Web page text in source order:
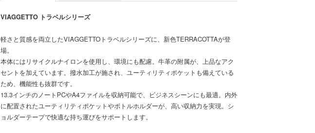
VIAGGETTO トラベルシリーズ
軽さと質感を両立したVIAGGETTOトラベルシリーズに、新色TERRACOTTAが登
場。
本体にはリサイクルナイロンを使用し、環境にも配慮。牛革の附属が、上品なアク
セントを加えています。撥水加工が施され、ユーティリティポケットも備えている
ため、機能性も抜群です。
13.3インチのノートPCやA4ファイルを収納可能で、ビジネスシーンにも最適。内外
に配置されたユーティリティポケットやボトルホルダーが、高い収納力を実現。シ
ョルダーテープで快適な持ち運びをサポートします。